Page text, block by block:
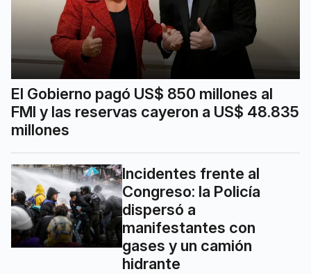
El Gobierno pagó US$ 850 millones al
FMI y las reservas cayeron a US$ 48.835
millones
Incidentes frente al
Congreso: la Policía
dispersó a
manifestantes con
gases y un camión
hidrante